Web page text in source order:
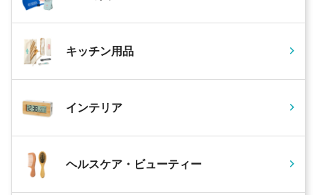
キッチン用品
インテリア
ヘルスケア・ビューティー